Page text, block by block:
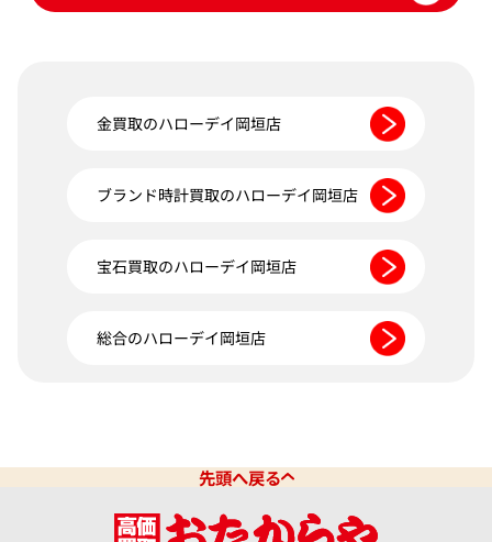
金買取のハローデイ岡垣店
ブランド時計買取のハローデイ岡垣店
宝石買取のハローデイ岡垣店
総合のハローデイ岡垣店
先頭へ戻る